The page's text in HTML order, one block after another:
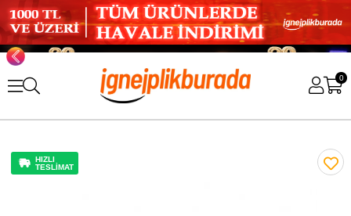
0
HIZLI
TESLİMAT